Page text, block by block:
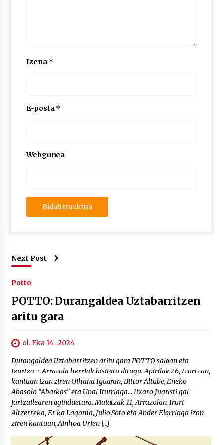
Izena *
E-posta *
Webgunea
Next Post
Potto
POTTO: Durangaldea Uztabarritzen
aritu gara
ol. Eka 14 , 2024
Durangaldea Uztabarritzen aritu gara POTTO saioan eta
Izurtza + Arrazola herriak bisitatu ditugu. Apirilak 26, Izurtzan,
kantuan izan ziren Oihana Iguaran, Bittor Altube, Eneko
Abasolo “Abarkas” eta Unai Iturriaga… Itxaro Juaristi gai-
jartzailearen aginduetara. Maiatzak 11, Arrazolan, Iruri
Altzerreka, Erika Lagoma, Julio Soto eta Ander Elorriaga izan
ziren kantuan, Ainhoa Urien […]